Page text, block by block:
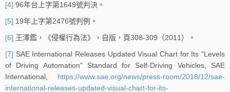
[4] 96年台上字第1649號判決。
[5] 19年上字第2476號判例。
[6] 王澤鑑，《侵權行為法》，自版，頁308-309（2011）。
[7] SAE International Releases Updated Visual Chart for Its “Levels
of Driving Automation” Standard for Self-Driving Vehicles, SAE
International, https://www.sae.org/news/press-room/2018/12/sae-
international-releases-updated-visual-chart-for-its-